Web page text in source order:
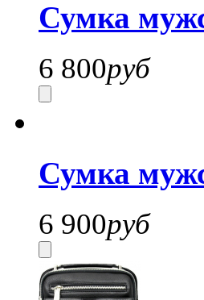
Сумка
6 800руб
Сумка
6 900руб